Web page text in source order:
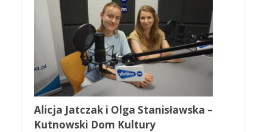
Alicja Jatczak i Olga Stanisławska –
Kutnowski Dom Kultury